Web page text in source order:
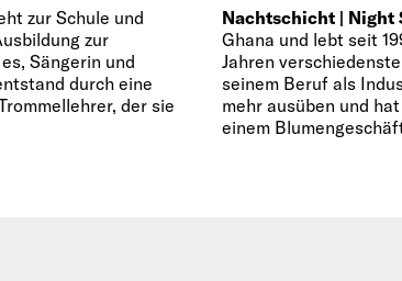
zur Schule und
zur
Sängerin und
durch eine
der sie
Nachtschicht | Night
Ghana und lebt seit
Jahren
seinem Beruf als
mehr ausüben und
einem